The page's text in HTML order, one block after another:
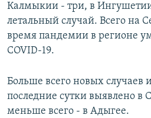
Калмыкии - три, в
летальный случай. Всего на
время пандемии в регионе
COVID-19.
Больше всего новых случаев
последние сутки выявлено в
меньше всего - в Адыгее.